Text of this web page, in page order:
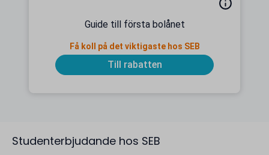
Guide till första bolånet
Få koll på det viktigaste hos SEB
Till rabatten
Studenterbjudande hos SEB